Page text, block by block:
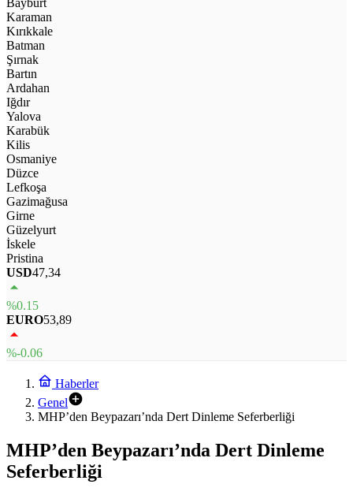
Bayburt
Karaman
Kırıkkale
Batman
Şırnak
Bartın
Ardahan
Iğdır
Yalova
Karabük
Kilis
Osmaniye
Düzce
Lefkoşa
Gazimağusa
Girne
Güzelyurt
İskele
Pristina
USD47,34
%0.15
EURO53,89
%-0.06
Haberler
Genel
MHP’den Beypazarı’nda Dert Dinleme Seferberliği
MHP’den Beypazarı’nda Dert Dinleme
Seferberliği